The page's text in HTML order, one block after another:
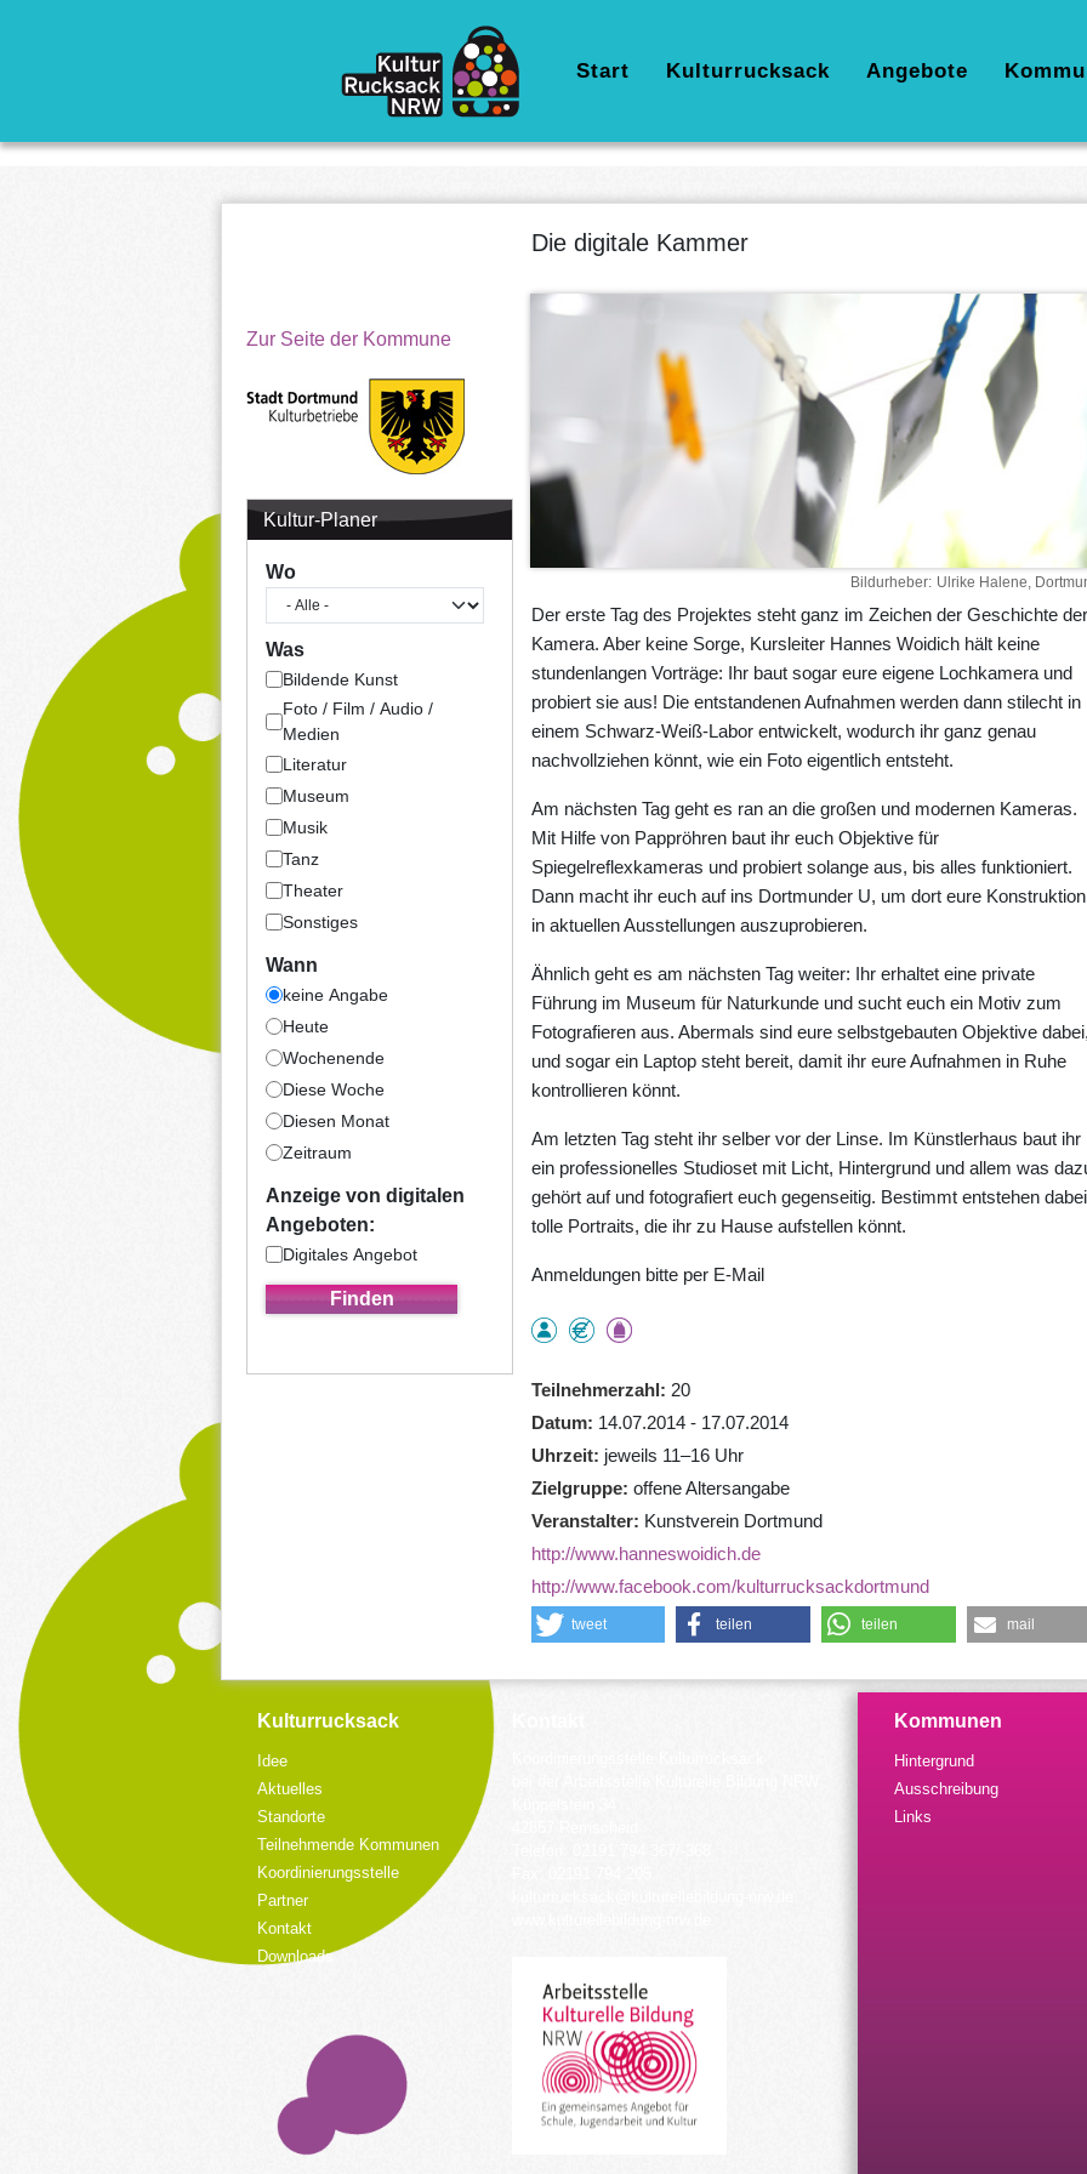
Hauptnavigation
Start Kulturrucksack Angebote
Zur Seite der Kommune
Kultur-Planer
Wo
Was
Bildende Kunst
Foto / Film / Audio /
Medien
Literatur
Museum
Musik
Tanz
Theater
Sonstiges
Wann
keine Angabe
Heute
Wochenende
Diese Woche
Diesen Monat
Zeitraum
Anzeige von digitalen
Angeboten:
Digitales Angebot
Die digitale Kammer
Bildurheber Ulrike Halene,
Der erste Tag des Projektes steht ganz im Zeichen der Geschichte der
Kamera. Aber keine Sorge, Kursleiter Hannes Woidich hält keine
stundenlangen Vorträge: Ihr baut sogar eure eigene Lochkamera und
probiert sie aus! Die entstandenen Aufnahmen werden dann stilecht in
einem Schwarz-Weiß-Labor entwickelt, wodurch ihr ganz genau
nachvollziehen könnt, wie ein Foto eigentlich entsteht.
Am nächsten Tag geht es ran an die großen und modernen Kameras.
Mit Hilfe von Pappröhren baut ihr euch Objektive für
Spiegelreflexkameras und probiert solange aus, bis alles funktioniert.
Dann macht ihr euch auf ins Dortmunder U, um dort eure Konstruktion
in aktuellen Ausstellungen auszuprobieren.
Ähnlich geht es am nächsten Tag weiter: Ihr erhaltet eine private
Führung im Museum für Naturkunde und sucht euch ein Motiv zum
Fotografieren aus. Abermals sind eure selbstgebauten Objektive
und sogar ein Laptop steht bereit, damit ihr eure Aufnahmen in Ruhe
kontrollieren könnt.
Am letzten Tag steht ihr selber vor der Linse. Im Künstlerhaus baut ihr
ein professionelles Studioset mit Licht, Hintergrund und allem was
gehört auf und fotografiert euch gegenseitig. Bestimmt entstehen dabei
tolle Portraits, die ihr zu Hause aufstellen könnt.
Anmeldungen bitte per E-Mail
Teilnehmerzahl
20
Datum
14.07.2014 - 17.07.2014
Uhrzeit
jeweils 11–16 Uhr
Zielgruppe offene Altersangabe
Veranstalter
Kunstverein Dortmund
http://www.hanneswoidich.de
http://www.facebook.com/kulturrucksackdortmund
tweet teilen teilen mail
Kulturrucksack
Idee
Aktuelles
Standorte
Teilnehmende Kommunen
Koordinierungsstelle
Partner
Kontakt
Downloads
Kommunen
Hintergrund
Ausschreibung
Links